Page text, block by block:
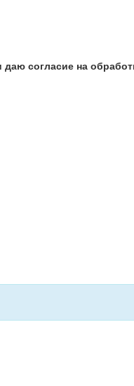
даю согласие на